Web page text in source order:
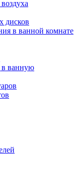
дисков
в ванной комнате
в ванную